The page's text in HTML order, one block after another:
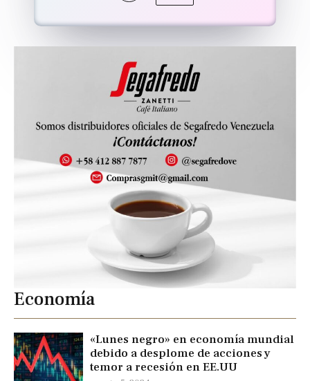
Economía
«Lunes negro» en economía mundial
debido a desplome de acciones y
temor a recesión en EE.UU